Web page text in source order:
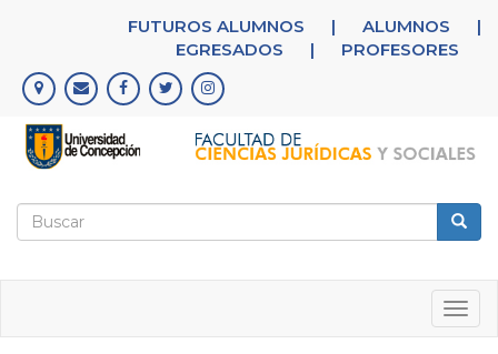
principal
FUTUROS ALUMNOS | ALUMNOS
|
EGRESADOS
| PROFESORES
Formulario